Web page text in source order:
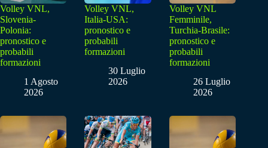
Volley VNL,
Slovenia-
Polonia:
pronostico e
probabili
formazioni
1 Agosto
2026
Volley VNL,
Italia-USA:
pronostico e
probabili
formazioni
30 Luglio
2026
Volley VNL
Femminile,
Turchia-Brasile:
pronostico e
probabili
formazioni
26 Luglio
2026